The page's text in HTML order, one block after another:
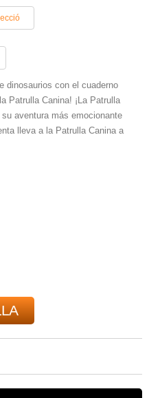
dinosaurios con el cuaderno
Patrulla Canina! ¡La Patrulla
aventura más emocionante
lleva a la Patrulla Canina a